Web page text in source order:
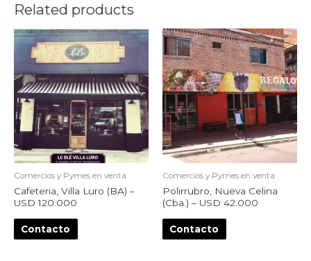
Related products
Comercios y Pymes en venta
Cafeteria, Villa Luro (BA) –
USD 120.000
Contacto
Comercios y Pymes en venta
Polirrubro, Nueva Celina
(Cba.) – USD 42.000
Contacto